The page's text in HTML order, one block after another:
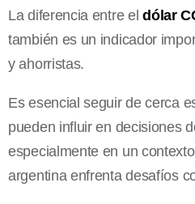
La diferencia entre eldólar
también es un indicador
y ahorristas.
Es esencial seguir de cerca
pueden influir en decisiones
especialmente en un
argentina enfrenta desafíos